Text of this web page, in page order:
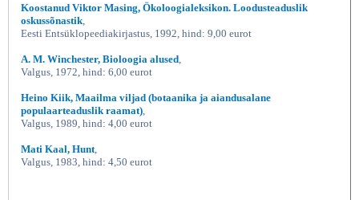
Koostanud Viktor Masing, Ökoloogialeksikon. Loodusteaduslik
oskussõnastik
Eesti Entsüklopeediakirjastus, 1992, hind: 9,00 eurot
A. M. Winchester, Bioloogia alused
Valgus, 1972, hind: 6,00 eurot
Heino Kiik, Maailma viljad (botaanika ja aiandusalane
populaarteaduslik raamat)
Valgus, 1989, hind: 4,00 eurot
Mati Kaal, Hunt
Valgus, 1983, hind: 4,50 eurot